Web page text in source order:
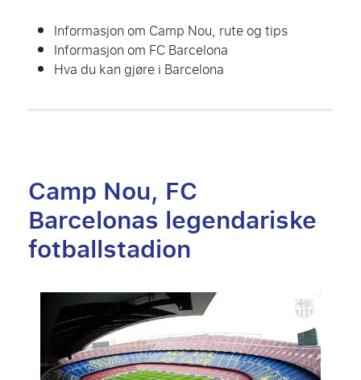
Informasjon om Camp Nou, rute og tips
Informasjon om FC Barcelona
Hva du kan gjøre i Barcelona
Camp Nou, FC
Barcelonas legendariske
fotballstadion